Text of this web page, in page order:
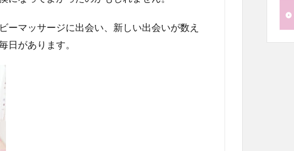
ーマッサージに出会い、新しい出会いが数え
日があります。